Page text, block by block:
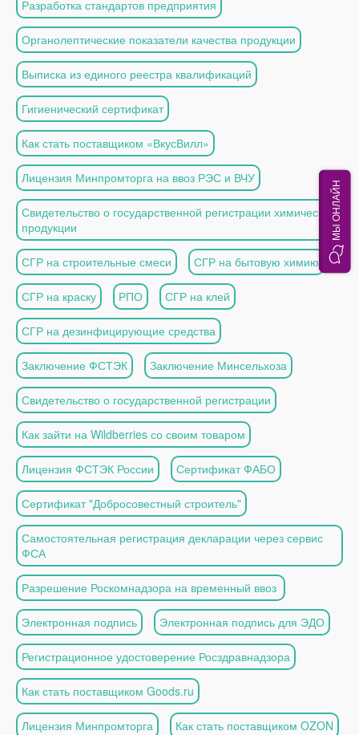
Разработка стандартов предприятия
Органолептические показатели качества продукции
Выписка из единого реестра квалификаций
Гигиенический сертификат
Как стать поставщиком «ВкусВилл»
Лицензия Минпромторга на ввоз РЭС и ВЧУ
Свидетельство о государственной регистрации химической
продукции
СГР на строительные смеси СГР на бытовую химию
СГР на краску РПО СГР на клей
СГР на дезинфицирующие средства
Заключение ФСТЭК Заключение Минсельхоза
Свидетельство о государственной регистрации
Как зайти на Wildberries со своим товаром
Лицензия ФСТЭК России Сертификат ФАБО
Сертификат "Добросовестный строитель"
Самостоятельная регистрация декларации через сервис
ФСА
Разрешение Роскомнадзора на временный ввоз
Электронная подпись Электронная подпись для ЭДО
Регистрационное удостоверение Росздравнадзора
Как стать поставщиком Goods.ru
Лицензия Минпромторга Как стать поставщиком OZON
МЫ ОНЛАЙН